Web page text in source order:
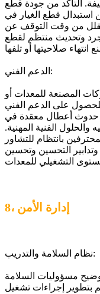
التأكد من جودة قطع
استبدال قطع الغيار في
من وقت التوقف عن
وتحديث منتظم لقطع
الدعم الفني:
المصنعة للمعدات أو
على الدعم الفني
حدوث أعطال معقدة في
الفنية المهنية.
بانتظام للتشاور
التحسين وتحسين
8، إدارة الأمن
نظام السلامة والتدريب:
مسؤوليات السلامة
بتطوير إجراءات تشغيل